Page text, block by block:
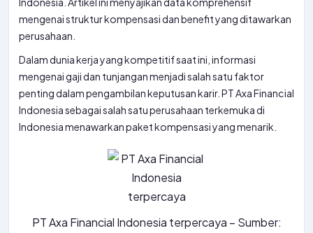
mengenai struktur kompensasi dan benefit yang ditawarkan
perusahaan.
Dalam dunia kerja yang kompetitif saat ini, informasi
mengenai gaji dan tunjangan menjadi salah satu faktor
penting dalam pengambilan keputusan karir. PT Axa Financial
Indonesia sebagai salah satu perusahaan terkemuka di
Indonesia menawarkan paket kompensasi yang menarik.
PT Axa Financial Indonesia terpercaya – Sumber: